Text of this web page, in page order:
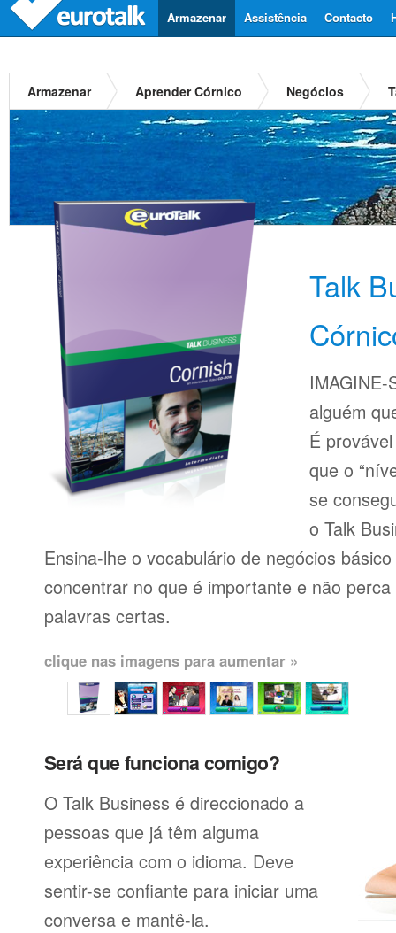
Contacto
Assistência
Armazenar
Armazenar Aprender Córnico Negócios
Talk
alguém
É
que o
se
o Talk
Ensina-lhe o vocabulário de negócios
concentrar no que é importante e não
palavras certas.
clique nas imagens para aumentar »
Será que funciona comigo?
O Talk Business é direccionado a
pessoas que já têm alguma
experiência com o idioma. Deve
sentir-se confiante para iniciar uma
conversa e mantê-la.